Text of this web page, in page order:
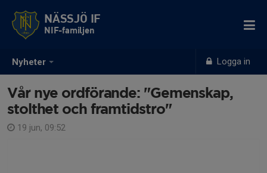
Nyheter Logga in
NÄSSJÖ IF
NIF-familjen
Vår nye ordförande: "Gemenskap,
stolthet och framtidstro"
19 jun, 09:52